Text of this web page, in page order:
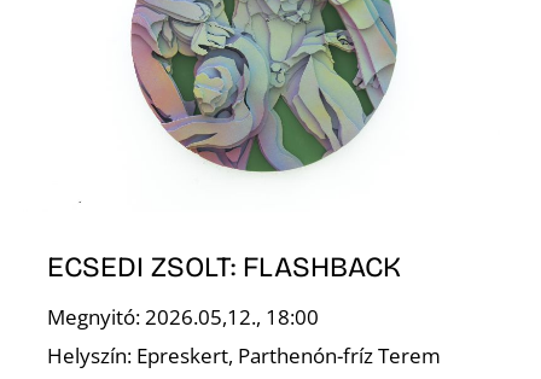
ECSEDI ZSOLT: FLASHBACK
Megnyitó: 2026.05,12., 18:00
Helyszín: Epreskert, Parthenón-fríz Terem